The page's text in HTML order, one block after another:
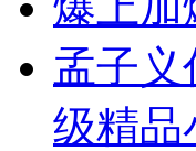
孟子义
级精品